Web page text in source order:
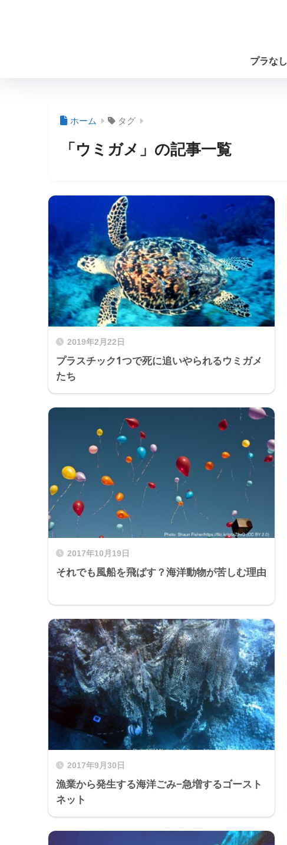
プラな
ホーム タグ
「ウミガメ」の記事一覧
2019年2月22日
プラスチック1つで死に追いやられるウミガメ
たち
2017年10月19日
それでも風船を飛ばす？海洋動物が苦しむ理由
2017年9月30日
漁業から発生する海洋ごみ−急増するゴースト
ネット